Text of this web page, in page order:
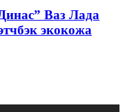
Ваз Лада
экокожа